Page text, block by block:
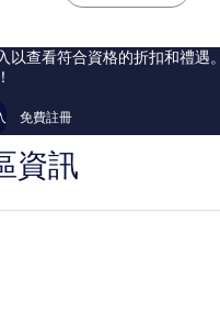
以查看符合資格的折扣和禮遇
免費註冊
資訊